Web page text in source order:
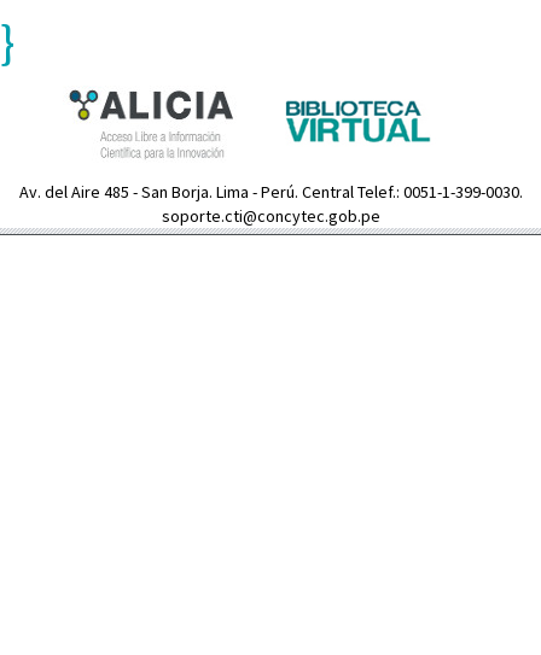
}
Av. del Aire 485 - San Borja. Lima - Perú. Central Telef.: 0051-1-399-0030.
soporte.cti@concytec.gob.pe